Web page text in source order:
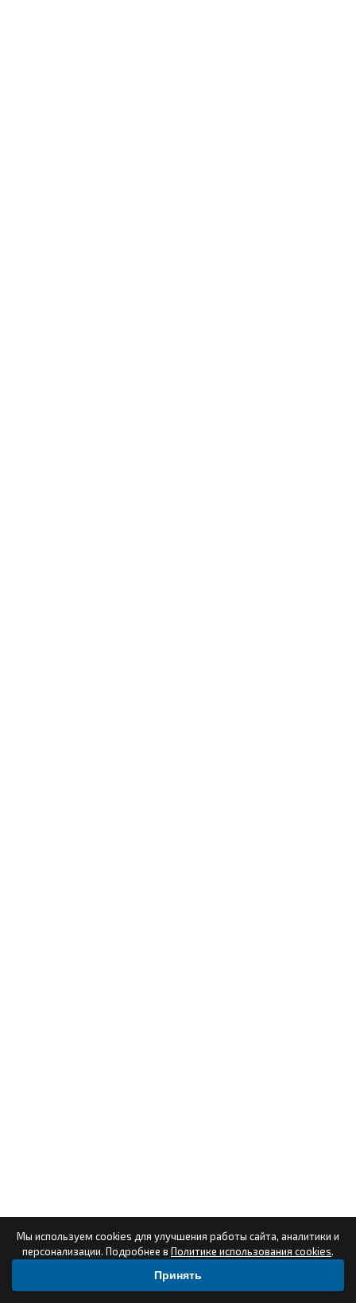
Мы используем cookies для улучшения работы сайта, аналитики и
персонализации. Подробнее в Политике использования cookies.
Принять